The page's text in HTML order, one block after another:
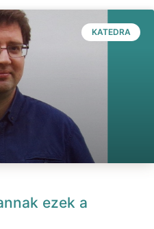
KATEDRA
ezek a